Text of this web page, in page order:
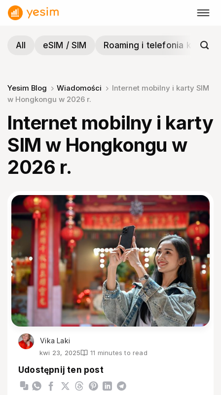
Przewiń
do
All
eSIM / SIM Roaming i telefonia
Yesim Blog Wiadomości
Internet mobilny i karty SIM
w Hongkongu w 2026 r.
Internet mobilny i karty
SIM w Hongkongu w
2026 r.
Vika Laki
kwi 23, 2025 11 minutes to read
Udostępnij ten post